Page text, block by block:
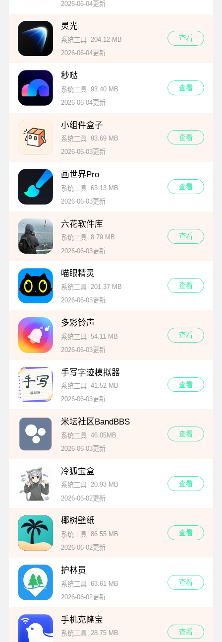
2026-06-04更新
灵光
系统工具 204.12 MB
2026-06-04更新
查看
秒哒
系统工具 93.40 MB
2026-06-04更新
查看
小组件盒子
系统工具 93.69 MB
2026-06-03更新
查看
画世界Pro
系统工具 63.13 MB
2026-06-03更新
查看
六花软件库
系统工具 8.79 MB
2026-06-03更新
查看
喵眼精灵
系统工具 201.37 MB
2026-06-03更新
查看
多彩铃声
系统工具 54.11 MB
2026-06-03更新
查看
手写字迹模拟器
系统工具 41.52 MB
2026-06-03更新
查看
米坛社区BandBBS
系统工具 46.05MB
2026-06-03更新
查看
冷狐宝盒
系统工具 20.93 MB
2026-06-02更新
查看
椰树壁纸
系统工具 86.55 MB
2026-06-02更新
查看
护林员
系统工具 63.61 MB
2026-06-02更新
查看
手机克隆宝
系统工具 28.75 MB
查看